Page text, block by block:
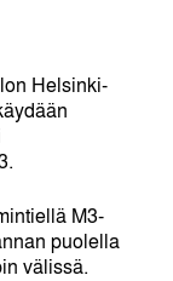
Helsinki-
M3-
puolella
välissä.